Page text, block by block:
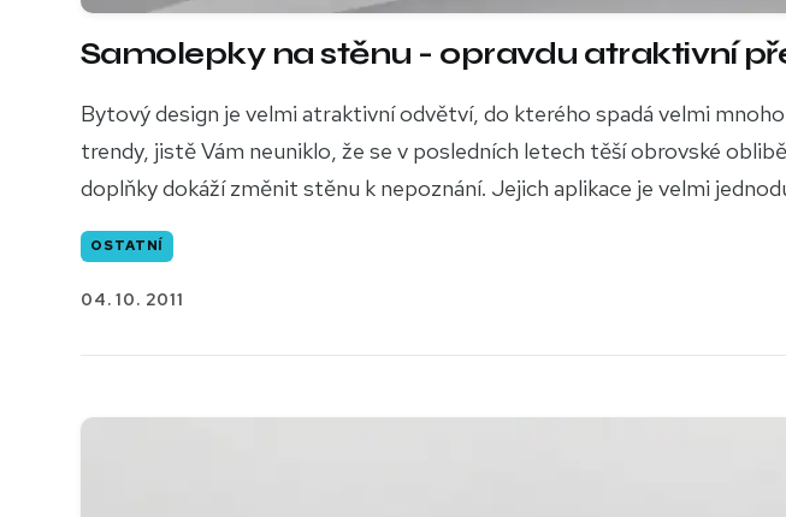
Samolepky na stěnu - opravdu atraktivní
Bytový design je velmi atraktivní odvětví, do kterého spadá velmi
trendy, jistě Vám neuniklo, že se v posledních letech těší obrovské
doplňky dokáží změnit stěnu k nepoznání. Jejich aplikace je velmi
OSTATNÍ
04. 10. 2011